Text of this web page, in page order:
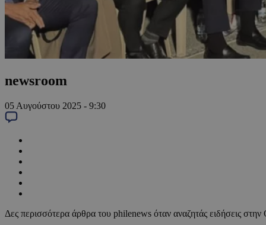
newsroom
05 Αυγούστου 2025 - 9:30
Δες περισσότερα άρθρα του philenews όταν αναζητάς ειδήσεις στην